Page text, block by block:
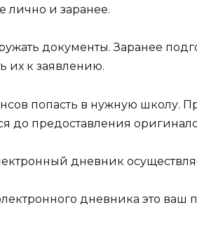
лично и заранее.
документы. Заранее
их к заявлению.
попасть в нужную школу.
до предоставления
дневник
дневника это ваш